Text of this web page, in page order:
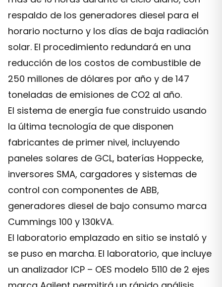
respaldo de los generadores diesel para el
horario nocturno y los días de baja radiación
solar. El procedimiento redundará en una
reducción de los costos de combustible de
250 millones de dólares por año y de 147
toneladas de emisiones de CO2 al año.
El sistema de energía fue construido usando
la última tecnología de que disponen
fabricantes de primer nivel, incluyendo
paneles solares de GCL, baterías Hoppecke,
inversores SMA, cargadores y sistemas de
control con componentes de ABB,
generadores diesel de bajo consumo marca
Cummings 100 y 130kVA.
El laboratorio emplazado en sitio se instaló y
se puso en marcha. El laboratorio, que incluye
un analizador ICP – OES modelo 5110 de 2 ejes